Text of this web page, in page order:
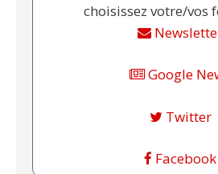
choisissez votre/vos
Google
Twitter
Facebook